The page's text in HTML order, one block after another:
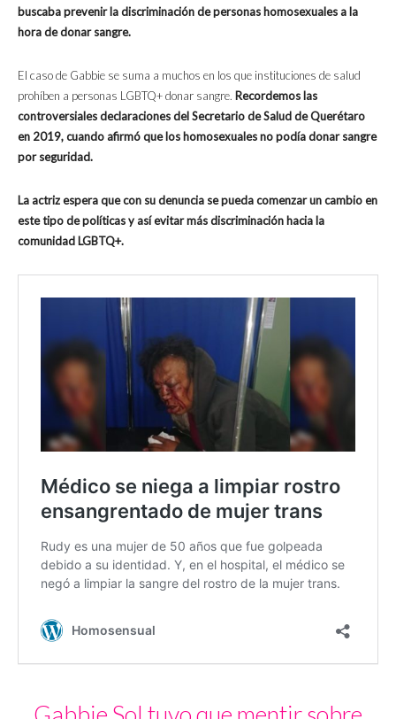
buscaba prevenir la discriminación de personas homosexuales a la
hora de donar sangre.
El caso de Gabbie se suma a muchos en los que instituciones de salud
prohíben a personas LGBTQ+ donar sangre. Recordemos las
controversiales declaraciones del Secretario de Salud de Querétaro
en 2019, cuando afirmó que los homosexuales no podía donar sangre
por seguridad.
La actriz espera que con su denuncia se pueda comenzar un cambio en
este tipo de políticas y así evitar más discriminación hacia la
comunidad LGBTQ+.